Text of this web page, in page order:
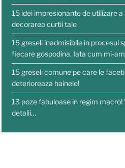
15 idei impresionante de utilizare
decorarea curtii tale
15 greseli inadmisibile in procesul
fiecare gospodina. Iata cum mi-
15 greseli comune pe care le
deterioreaza hainele!
13 poze fabuloase in regim
detalii…